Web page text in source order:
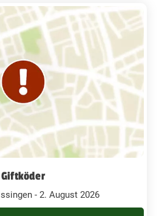
Giftköder
- 2. August 2026